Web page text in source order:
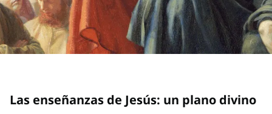
Las enseñanzas de Jesús: un plano divino